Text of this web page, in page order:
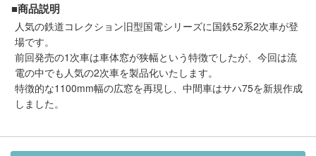
鉄道模型の情報
メルマガ登録 LINEお友達登録
Infomation
■商品説明
人気の鉄道コレクション旧型国電シリーズに国鉄52系2次車が登
場です。
前回発売の1次車は車体窓が狭幅という特徴でしたが、今回は流
電の中でも人気の2次車を製品化いたします。
特徴的な1100mm幅の広窓を再現し、中間車はサハ75を新規作成
しました。